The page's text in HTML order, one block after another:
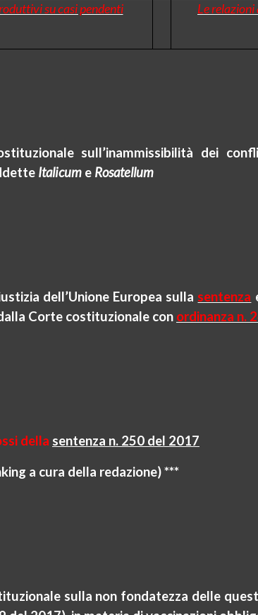
su casi pendenti Le
sull’inammissibilità dei
Italicum e Rosatellum
dell’Unione Europea sulla sentenza
Corte costituzionale con ordinanza n.
della sentenza n. 250 del 2017
a cura della redazione) ***
sulla non fondatezza delle